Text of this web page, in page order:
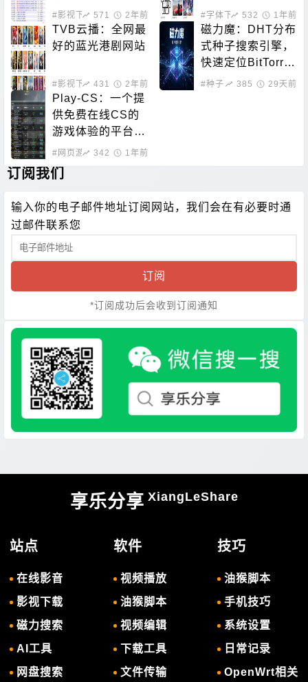
#影视下载 571 2年前
载的站点
#字体下载532 1年前
TVB云播：全网最
好的蓝光港剧网站
#影视下载 #在线影音
431 2年前
磁力魔：DHT分布
式种子搜索引擎，
快速定位BitTorre
nt资源
#种子下载 #磁力搜索
385 29天前
Play-CS：一个提
供免费在线CS的
游戏体验的平台，
无需下载即可畅玩
#网页游戏 342 1年前
订阅我们
输入你的电子邮件地址订阅网站，我们会在有必要时通
过邮件联系您
订阅
*订阅成功后会收到订阅通知
享乐分享 XiangLeShare
站点
在线影音
影视下载
磁力搜索
AI工具
网盘搜索
软件
视频播放
油猴脚本
视频编辑
下载工具
文件传输
技巧
油猴脚本
手机技巧
系统设置
日常记录
OpenWrt相关